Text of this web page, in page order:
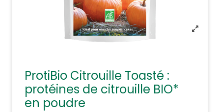
ProtiBio Citrouille Toasté :
protéines de citrouille BIO*
en poudre